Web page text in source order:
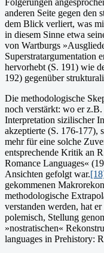
anderen Seite gegen den
dem Blick verliert, was
in diesem Sinne etwa
von Wartburgs
Super­stratargumentation
her­vorhebt (S. 191) wie
192) gegen­über
Die methodologische
noch verstärkt: wo er
Interpretation sizilischer
akzeptierte (S. 176-177),
mehr für eine solche
entsprechende Kritik an
Romance Languages«
Ansichten gefolgt war.
gekommenen
methodologische
verstanden werden, hat
polemisch, Stellung
»nostratischen«
languages in Prehistory: